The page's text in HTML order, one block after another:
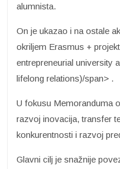
alumnista.
On je ukazao i na ostale
okriljem Erasmus +
entrepreneurial university
lifelong relations)/span> .
U fokusu Memoranduma
razvoj inovacija, transfer
konkurentnosti i razvoj
Glavni cilj je snažnije